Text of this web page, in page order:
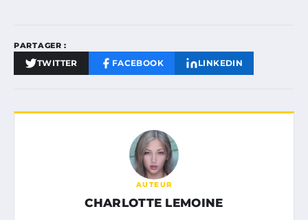
PARTAGER :
TWITTER FACEBOOK LINKEDIN
AUTEUR
CHARLOTTE LEMOINE